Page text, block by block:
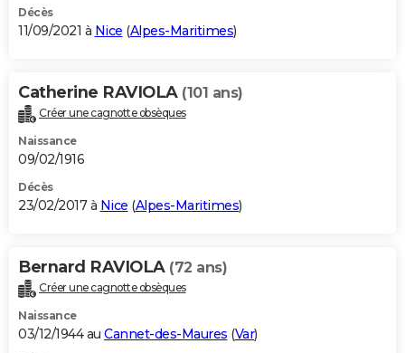
Décès
11/09/2021 à Nice (Alpes-Maritimes)
Catherine RAVIOLA (101 ans)
Créer une cagnotte obsèques
Naissance
09/02/1916
Décès
23/02/2017 à Nice (Alpes-Maritimes)
Bernard RAVIOLA (72 ans)
Créer une cagnotte obsèques
Naissance
03/12/1944 au Cannet-des-Maures (Var)